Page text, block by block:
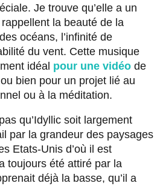
Je trouve qu’elle a un
la beauté de la
océans, l’infinité de
du vent. Cette musique
idéal pour une vidéo de
bien pour un projet lié au
ou à la méditation.
qu’Idyllic soit largement
par la grandeur des paysages
Etats-Unis d’où il est
toujours été attiré par la
déjà la basse, qu’il a